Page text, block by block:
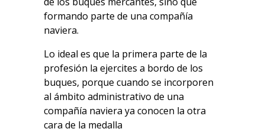
formando parte de una compañía
naviera.
Lo ideal es que la primera parte de la
profesión la ejercites a bordo de los
buques, porque cuando se incorporen
al ámbito administrativo de una
compañía naviera ya conocen la otra
cara de la medalla